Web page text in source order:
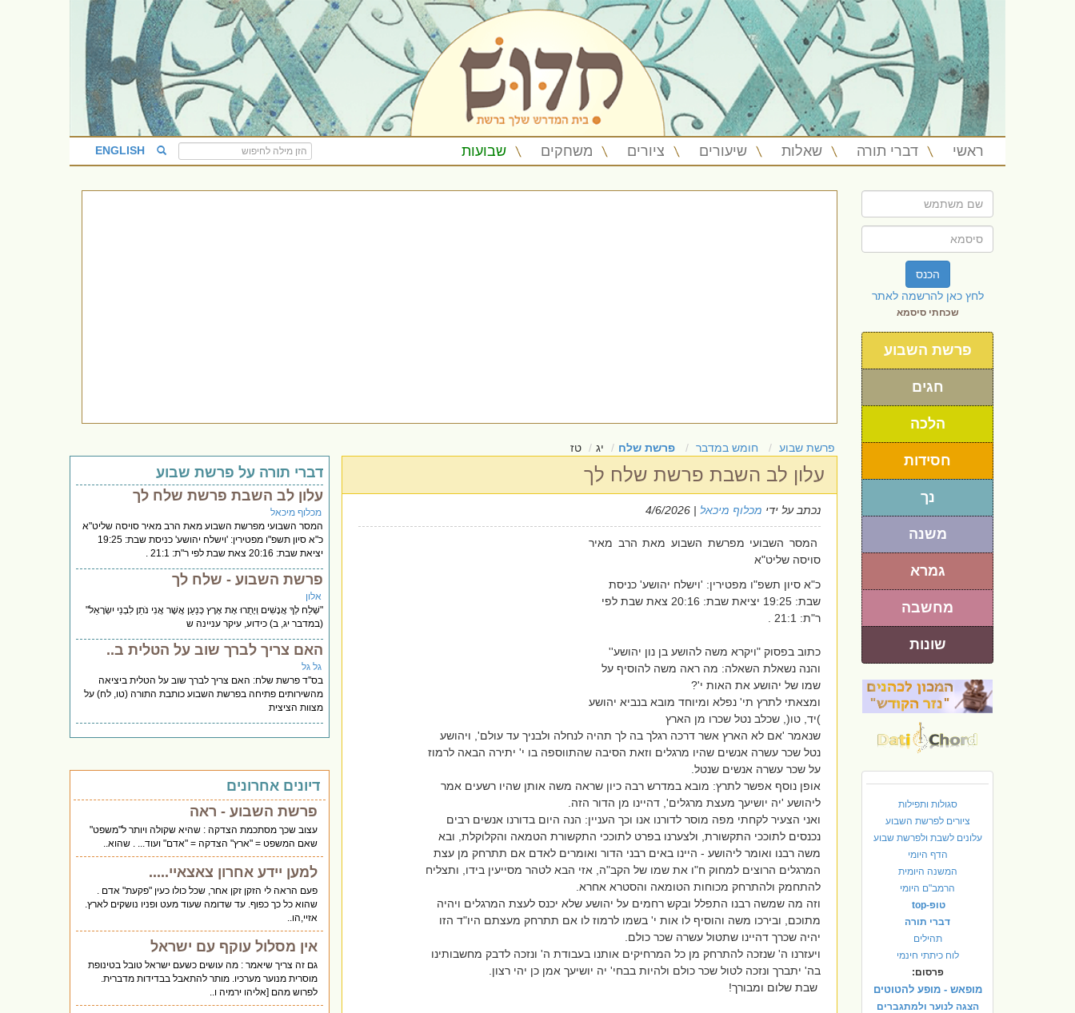
ראשי דברי תורה שאלות שיעורים ציורים משחקים שבועות ENGLISH
הכנס
לחץ כאן להרשמה לאתר
שכחתי סיסמא
פרשת השבוע
חגים
הלכה
חסידות
נך
משנה
גמרא
מחשבה
שונות
סגולות ותפילות
ציורים לפרשת השבוע
עלונים לשבת ולפרשת שבוע
הדף היומי
המשנה היומית
הרמב"ם היומי
טופ-top
דברי תורה
תהילים
לוח כיתתי חינמי
פרסום:
מופאש - מופע להטוטים
הצגה לנוער ולמתגברים
פרשת שבוע חומש במדבר פרשת שלח יג טז
עלון לב השבת פרשת שלח לך
נכתב על ידי מכלוף מיכאל | 4/6/2026
המסר השבועי מפרשת השבוע מאת הרב מאיר
סויסה שליט"א
כ"א סיון תשפ"ו מפטירין: 'וישלח יהושע' כניסת
שבת: 19:25 יציאת שבת: 20:16 צאת שבת לפי
ר"ת: 21:1 .
כתוב בפסוק "ויקרא משה להושע בן נון יהושע''
והנה נשאלת השאלה: מה ראה משה להוסיף על
שמו של יהושע את האות י'?
ומצאתי לתרץ תי' נפלא ומיוחד מובא בנביא יהושע
)יד, טו(, שכלב נטל שכרו מן הארץ
שנאמר 'אם לא הארץ אשר דרכה רגלך בה לך תהיה לנחלה ולבניך עד עולם', ויהושע
נטל שכר עשרה אנשים שהיו מרגלים וזאת הסיבה שהתווספה בו י' יתירה הבאה לרמוז
על שכר עשרה אנשים שנטל.
אופן נוסף אפשר לתרץ: מובא במדרש רבה כיון שראה משה אותן שהיו רשעים אמר
ליהושע 'יה יושיעך מעצת מרגלים', דהיינו מן הדור הזה.
ואני הצעיר לקחתי מפה מוסר לדורנו אנו וכך העניין: הנה היום בדורנו אנשים רבים
נכנסים לתוככי התקשורת, ולצערנו בפרט לתוככי התקשורת הטמאה והקלוקלת, ובא
משה רבנו ואומר ליהושע - היינו באים רבני הדור ואומרים לאדם אם תתרחק מן עצת
המרגלים הרוצים למחוק ח"ו את שמו של הקב"ה, אזי הבא לטהר מסייעין בידו, ותצליח
להתחמק ולהתרחק מכוחות הטומאה והסטרא אחרא.
וזה מה שמשה רבנו התפלל ובקש רחמים על יהושע שלא יכנס לעצת המרגלים ויהיה
מתוכם, ובירכו משה והוסיף לו אות י' בשמו לרמוז לו אם תתרחק מעצתם היו"ד הזו
יהיה שכרך דהיינו שתטול עשרה שכר כולם.
ויעזרנו ה' שנזכה להתרחק מן כל המרחיקים אותנו בעבודת ה' ונזכה לדבק מחשבותינו
בה' יתברך ונזכה לטול שכר כולם ולהיות בבחי' יה יושיעך אמן כן יהי רצון.
שבת שלום ומבורך!
דברי תורה על פרשת שבוע
עלון לב השבת פרשת שלח לך
מכלוף מיכאל
המסר השבועי מפרשת השבוע מאת הרב מאיר סויסה שליט"א
כ"א סיון תשפ"ו מפטירין: 'וישלח יהושע' כניסת שבת: 19:25
יציאת שבת: 20:16 צאת שבת לפי ר"ת: 21:1 .
פרשת השבוע - שלח לך
אלון
"שְׁלַח לְךָ אֲנָשִׁים וְיָתֻרוּ אֶת אֶרֶץ כְּנַעַן אֲשֶׁר אֲנִי נֹתֵן לִבְנֵי יִשְׂרָאֵל"
(במדבר יג, ב) כידוע, עיקר עניינה ש
האם צריך לברך שוב על הטלית ב..
גל גל
בס''ד פרשת שלח: האם צריך לברך שוב על הטלית ביציאה
מהשירותים פתיחה בפרשת השבוע כותבת התורה (טו, לח) על
מצוות הציצית
דיונים אחרונים
פרשת השבוע - ראה
עצוב שכך מסתכמת הצדקה : שהיא שקולה ויותר ל"משפט"
שאם המשפט = "ארץ" הצדקה = "אדם" ועוד... . שהוא..
למען יידע אחרון צאצאיי.....
פעם הראה לי הזקן זקן אחר, שכל כולו כעין "פקעת" אדם .
שהוא כל כך כפוף. עד שדומה שעוד מעט ופניו נושקים לארץ.
אזיי,הו..
אין מסלול עוקף עם ישראל
גם זה צריך שיאמר : מה עושים כשעם ישראל טובל בטינופת
מוסרית מנוער מערכיו. מותר להתאבל בבדידות מדברית.
לפרוש מהם [אליהו ירמיה ו..